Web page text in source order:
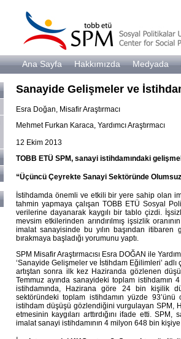
Ana Sayfa Hakkımızda Medyada
Sanayide Gelişmeler ve
Esra Doğan, Misafir Araştırmacı
Mehmet Furkan Karaca, Yardımcı Araştırmacı
12 Ekim 2013
TOBB ETÜ SPM, sanayi istihdamındaki
“Üçüncü Çeyrekte Sanayi Sektöründe
İstihdamda önemli ve etkili bir yere sahip olan
tahmin yapmaya çalışan TOBB ETÜ Sosyal
verilerine dayanarak kaygılı bir tablo çizdi.
mevsim etkilerinden arındırılmış işsizlik
imalat sanayisinde bu yılın başından
bırakmaya başladığı yorumunu yaptı.
SPM Misafir Araştırmacısı Esra DOĞAN ile
‘Sanayide Gelişmeler ve İstihdam Eğilimleri’ adlı
artıştan sonra ilk kez Haziranda gözlenen
Temmuz ayında sanayideki toplam
istihdamında, Hazirana göre 24 bin kişilik
sektöründeki toplam istihdamın yüzde
istihdam düşüşü gözlendiğini vurgulayan SPM,
etmesinin kaygıları arttırdığını ifade etti.
imalat sanayi istihdamının 4 milyon 648 bin